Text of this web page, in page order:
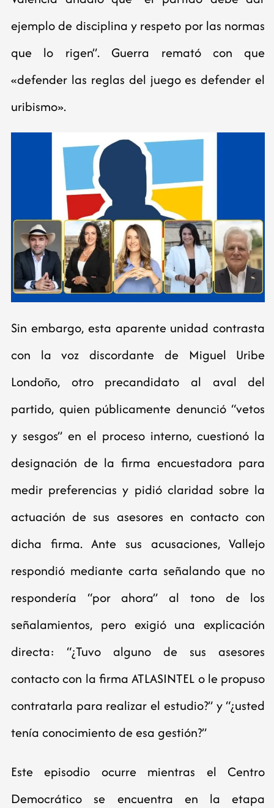
ejemplo de disciplina y respeto por las normas
que lo rigen”. Guerra remató con que
«defender las reglas del juego es defender el
uribismo».
Sin embargo, esta aparente unidad contrasta
con la voz discordante de Miguel Uribe
Londoño, otro precandidato al aval del
partido, quien públicamente denunció “vetos
y sesgos” en el proceso interno, cuestionó la
designación de la firma encuestadora para
medir preferencias y pidió claridad sobre la
actuación de sus asesores en contacto con
dicha firma. Ante sus acusaciones, Vallejo
respondió mediante carta señalando que no
respondería “por ahora” al tono de los
señalamientos, pero exigió una explicación
directa: “¿Tuvo alguno de sus asesores
contacto con la firma ATLASINTEL o le propuso
contratarla para realizar el estudio?” y “¿usted
tenía conocimiento de esa gestión?”
Este episodio ocurre mientras el Centro
Democrático se encuentra en la etapa